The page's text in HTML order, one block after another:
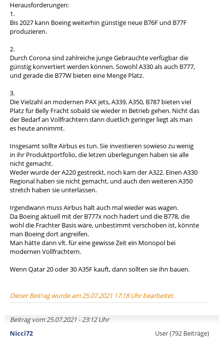
Herausforderungen:
1.
Bis 2027 kann Boeing weiterhin günstige neue B76F und B77F
produzieren.
2.
Durch Corona sind zahlreiche junge Gebrauchte verfügbar die
günstig konvertiert werden können. Sowohl A330 als auch B777,
und gerade die B77W bieten eine Menge Platz.
3.
Die Vielzahl an modernen PAX jets, A339, A350, B787 bieten viel
Platz für Belly Fracht sobald sie wieder in Betrieb gehen. Nicht das
der Bedarf an Vollfrachtern dann duetlich geringer liegt als man
es heute annimmt.
Insgesamt sollte Airbus es tun. Sie investieren sowieso zu wenig
in ihr Produktportfolio, die letzen überlegungen haben sie alle
nicht gemacht.
Weder wurde der A220 gestreckt, noch kam der A322. Einen A330
Regional haben sie nicht gemacht, und auch den weiteren A350
stretch haben sie unterlassen.
Irgendwann muss Airbus halt auch mal wieder was wagen.
Da Boeing aktuell mit der B777x noch hadert und die B778, die
wohl die Frachter Basis wäre, unbestimmt verschoben ist, könnte
man Boeing dort angreifen.
Man hätte dann vlt. für eine gewisse Zeit ein Monopol bei
modernen Vollfrachtern.
Wenn Qatar 20 oder 30 A35F kauft, dann sollten sie ihn bauen.
Dieser Beitrag wurde am 25.07.2021 17:18 Uhr bearbeitet.
Beitrag vom 25.07.2021 - 23:12 Uhr
Nicci72
User (792 Beiträge)